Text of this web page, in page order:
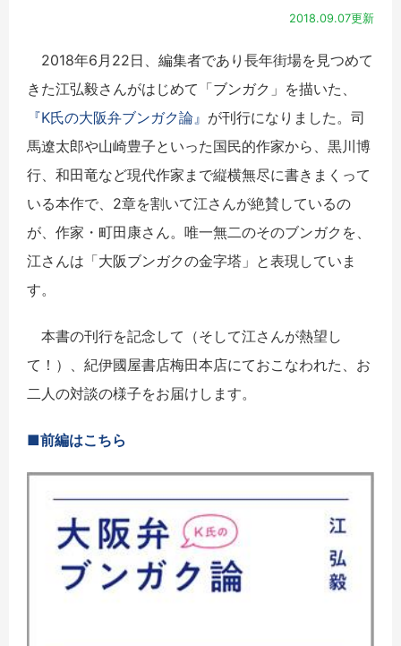
2018.09.07更新
2018年6月22日、編集者であり長年街場を見つめて
きた江弘毅さんがはじめて「ブンガク」を描いた、
『K氏の大阪弁ブンガク論』 が刊行になりました。司
馬遼太郎や山崎豊子といった国民的作家から、黒川博
行、和田竜など現代作家まで縦横無尽に書きまくって
いる本作で、2章を割いて江さんが絶賛しているの
が、作家・町田康さん。唯一無二のそのブンガクを、
江さんは「大阪ブンガクの金字塔」と表現していま
す。
本書の刊行を記念して（そして江さんが熱望し
て！）、紀伊國屋書店梅田本店にておこなわれた、お
二人の対談の様子をお届けします。
■前編はこちら